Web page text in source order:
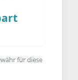
für diese